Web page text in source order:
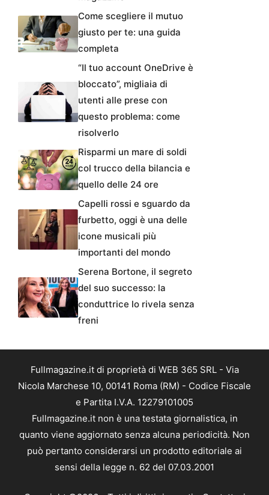
Come scegliere il mutuo
giusto per te: una guida
completa
“Il tuo account OneDrive è
bloccato”, migliaia di
utenti alle prese con
questo problema: come
risolverlo
Risparmi un mare di soldi
col trucco della bilancia e
quello delle 24 ore
Capelli rossi e sguardo da
furbetto, oggi è una delle
icone musicali più
importanti del mondo
Serena Bortone, il segreto
del suo successo: la
conduttrice lo rivela senza
freni
Fullmagazine.it di proprietà di WEB 365 SRL - Via
Nicola Marchese 10, 00141 Roma (RM) - Codice Fiscale
e Partita I.V.A. 12279101005
Fullmagazine.it non è una testata giornalistica, in
quanto viene aggiornato senza alcuna periodicità. Non
può pertanto considerarsi un prodotto editoriale ai
sensi della legge n. 62 del 07.03.2001